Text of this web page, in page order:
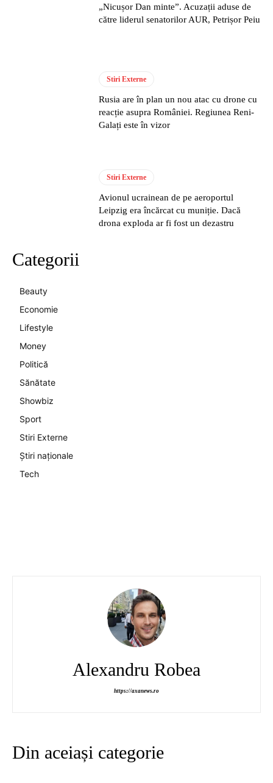
„Nicușor Dan minte”. Acuzații aduse de
către liderul senatorilor AUR, Petrișor Peiu
Stiri Externe
Rusia are în plan un nou atac cu drone cu
reacție asupra României. Regiunea Reni-
Galați este în vizor
Stiri Externe
Avionul ucrainean de pe aeroportul
Leipzig era încărcat cu muniție. Dacă
drona exploda ar fi fost un dezastru
Categorii
Beauty
Economie
Lifestyle
Money
Politică
Sănătate
Showbiz
Sport
Stiri Externe
Știri naționale
Tech
Alexandru Robea
https://axanews.ro
Din aceiași categorie